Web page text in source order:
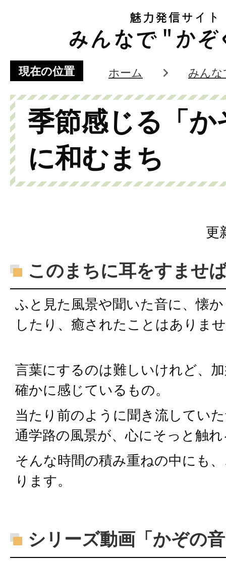
現在の位置 ホーム みんな
季節感じる「か
に和むまち
更
このまちに耳をすませ
ふと見た風景や聞いた音に、懐
したり、癒されたことはありま
言葉にするのは難しいけれど、
確かに感じているもの。
当たり前のように聞き流してい
通学路の風景が、心にそっと触
そんな時間の積み重ねの中にも
ります。
シリーズ動画「かぞの